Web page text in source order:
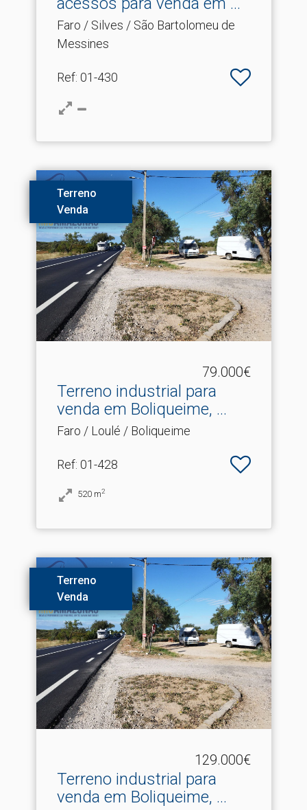
Faro / Silves / São Bartolomeu de
Messines
Ref: 01-430
Terreno
Venda
79.000€
Terreno industrial para
venda em Boliqueime, .​..
Faro / Loulé / Boliqueime
Ref: 01-428
520 m2
Terreno
Venda
129.000€
Terreno industrial para
venda em Boliqueime, .​..